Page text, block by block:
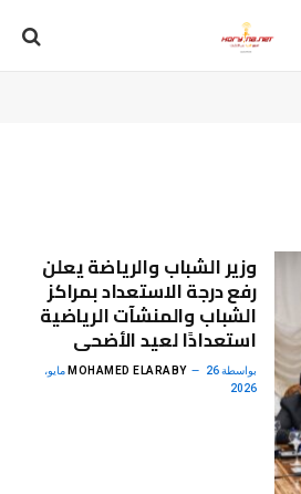
وزير الشباب والرياضة يعلن
رفع درجة الاستعداد بمراكز
الشباب والمنشآت الرياضية
استعدادًا لعيد الأضحى
بواسطة MOHAMED ELARABY 26 مايو،
2026